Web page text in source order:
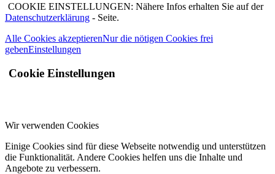
COOKIE EINSTELLUNGEN: Nähere Infos erhalten Sie auf der
Datenschutzerklärung - Seite.
Alle Cookies akzeptierenNur die nötigen Cookies frei
gebenEinstellungen
Cookie Einstellungen
Wir verwenden Cookies
Einige Cookies sind für diese Webseite notwendig und unterstützen
die Funktionalität. Andere Cookies helfen uns die Inhalte und
Angebote zu verbessern.